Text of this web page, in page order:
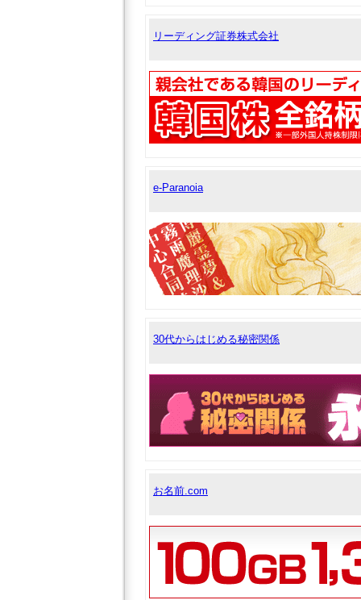
リーディング証券株式会社
e-Paranoia
30代からはじめる秘密関係
お名前.com